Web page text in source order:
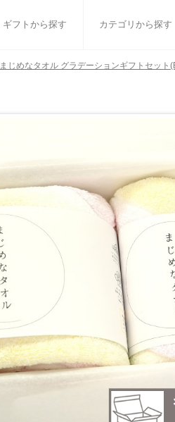
ギフトから探す カテゴリから探す
まじめなタオル グラデーションギフトセット